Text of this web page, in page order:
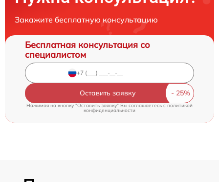
Закажите бесплатную консультацию
Бесплатная консультация со
специалистом
Оставить заявку
Нажимая на кнопку "Оставить заявку" Вы соглашаетесь cполитикой
конфиденциальности